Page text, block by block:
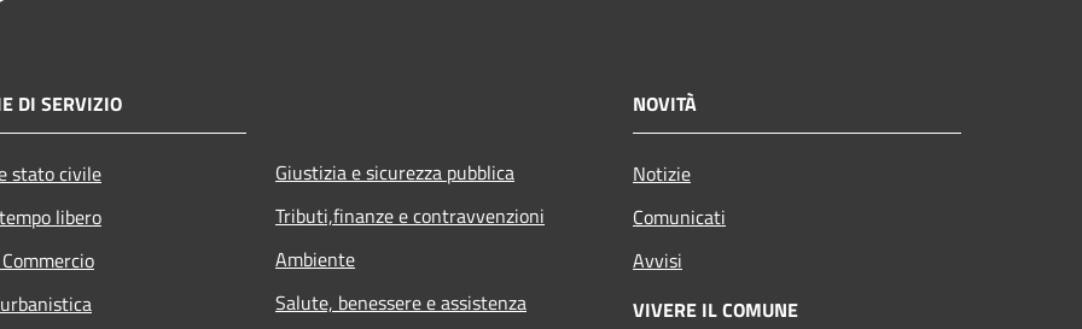
DI SERVIZIO
stato civile
libero
Giustizia e sicurezza pubblica
Tributi,finanze e contravvenzioni
Ambiente
Salute, benessere e assistenza
NOVITÀ
Notizie
Comunicati
Avvisi
VIVERE IL COMUNE